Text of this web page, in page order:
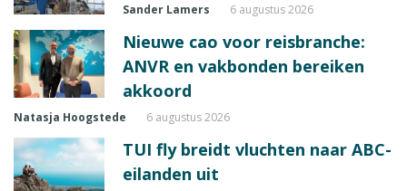
Sander Lamers 6 augustus 2026
Nieuwe cao voor reisbranche:
ANVR en vakbonden bereiken
akkoord
Natasja Hoogstede 6 augustus 2026
TUI fly breidt vluchten naar ABC-
eilanden uit